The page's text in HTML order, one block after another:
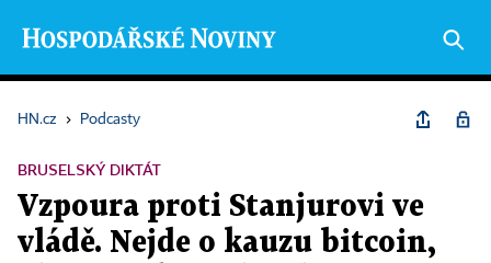
HN.cz › Podcasty
BRUSELSKÝ DIKTÁT
Vzpoura proti Stanjurovi ve
vládě. Nejde o kauzu bitcoin,